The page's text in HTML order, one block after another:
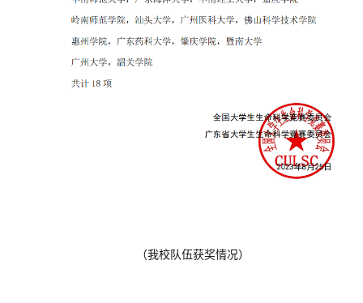
（我校队伍获奖情况）